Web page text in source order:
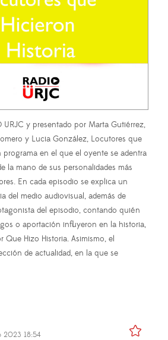
URJC y presentado por Marta Gutiérrez,
y Lucia González, Locutores que
programa en el que el oyente se adentra
la mano de sus personalidades más
En cada episodio se explica un
del medio audiovisual, además de
del episodio, contando quién
o aportación influyeron en la historia,
Hizo Historia. Asimismo, el
de actualidad, en la que se
2023 18:54